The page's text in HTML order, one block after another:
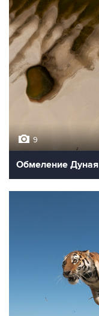
9
Обмеление Дуная